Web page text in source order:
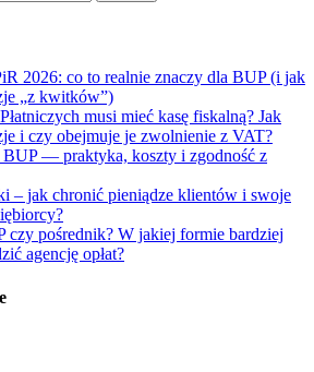
2026: co to realnie znaczy dla BUP (i jak
„z kwitków”)
musi mieć kasę fiskalną? Jak
i czy obejmuje je zwolnienie z VAT?
— praktyka, koszty i zgodność z
– jak chronić pieniądze klientów i swoje
czy pośrednik? W jakiej formie bardziej
agencję opłat?